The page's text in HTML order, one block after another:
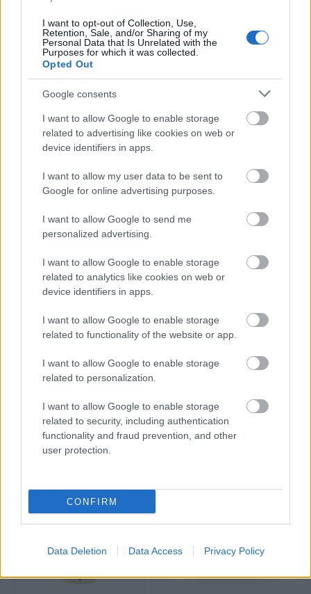
I want to opt-out of Collection, Use,
Retention, Sale, and/or Sharing of my
Personal Data that Is Unrelated with the
Purposes for which it was collected.
Opted Out
Google consents
I want to allow Google to enable storage
related to advertising like cookies on web or
device identifiers in apps.
I want to allow my user data to be sent to
Google for online advertising purposes.
I want to allow Google to send me
personalized advertising.
I want to allow Google to enable storage
related to analytics like cookies on web or
device identifiers in apps.
I want to allow Google to enable storage
related to functionality of the website or app.
I want to allow Google to enable storage
related to personalization.
I want to allow Google to enable storage
related to security, including authentication
functionality and fraud prevention, and other
user protection.
CONFIRM
Data Deletion Data Access Privacy Policy
Es una crema colorante de oxidación cuya
fórmula innovadora se basa en un complejo de
Alcoholes Grasos(C. 14, C. 16, C. 18) de la última
generación que sonantioxidantesy
protectoresde los
La combinación de dichas sustancias permite
obtenerresultados excepcionales
y su empleo
en la coloración permite
tradicionales tinturas de oxidación
Fórmula de la mezcla 1+1,5
INFORMACIÓN ADICIONAL
VALORACIONES (0)
PRODUCTOS RELACIONADOS